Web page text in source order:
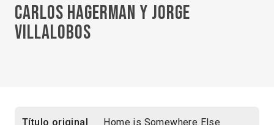
Carlos Hagerman y Jorge
Villalobos
Título original Home is Somewhere Else